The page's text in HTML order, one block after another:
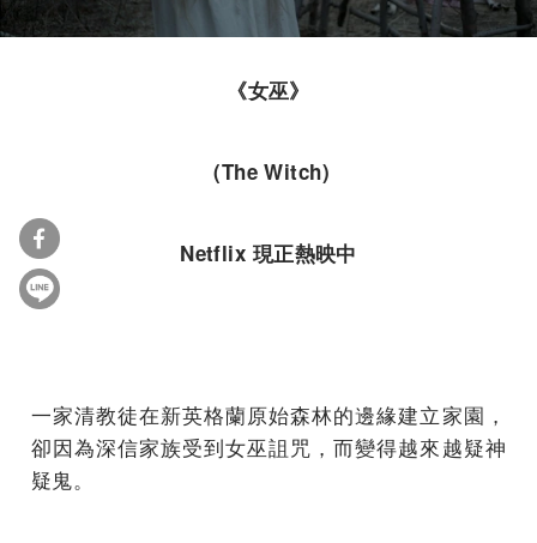
《女巫》
(The Witch)
Netflix 現正熱映中
一家清教徒在新英格蘭原始森林的邊緣建立家園，
卻因為深信家族受到女巫詛咒，而變得越來越疑神
疑鬼。